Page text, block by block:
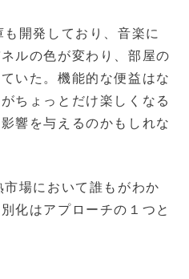
開発しており、音楽に
ルの色が変わり、部屋の
いた。機能的な便益はな
ちょっとだけ楽しくなる
響を与えるのかもしれな
場において誰もがわか
化はアプローチの１つと